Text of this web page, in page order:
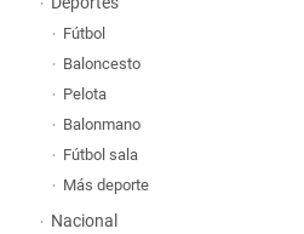
Fútbol
Baloncesto
Pelota
Balonmano
Fútbol sala
Más deporte
Nacional